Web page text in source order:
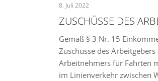
8. Juli 2022
ZUSCHÜSSE DES
Gemäß § 3 Nr. 15
Zuschüsse des
Arbeitnehmers für Fahrten
im Linienverkehr zwischen